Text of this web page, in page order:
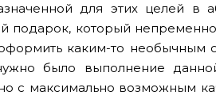
для этих целей в
подарок, который
каким-то
было выполнение
с максимально возможным